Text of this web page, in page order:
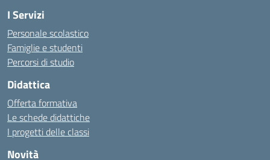
I Servizi
Personale scolastico
Famiglie e studenti
Percorsi di studio
Didattica
Offerta formativa
Le schede didattiche
I progetti delle classi
Novità